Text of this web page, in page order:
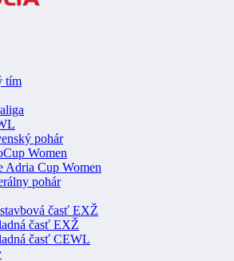
tím
pohár
Women
Adria Cup Women
pohár
časť EXŽ
časť EXŽ
časť CEWL